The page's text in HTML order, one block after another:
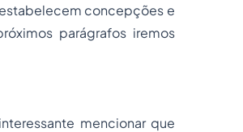
concepções e
parágrafos iremos
mencionar que